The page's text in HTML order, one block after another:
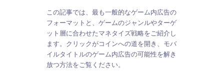
この記事では、最も一般的なゲーム内広告の
フォーマットと、ゲームのジャンルやターゲ
ット層に合わせたマネタイズ戦略をご紹介し
ます。クリックがコインへの道を開き、モバ
イルタイトルのゲーム内広告の可能性を解き
放つ方法をご覧ください。